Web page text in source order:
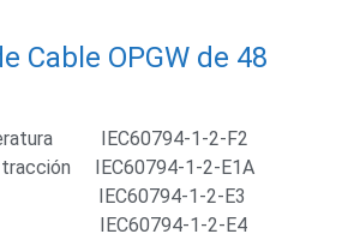
Cable OPGW de 48
IEC60794-1-2-F2
tracción IEC60794-1-2-E1A
1-2-E3
1-2-E4